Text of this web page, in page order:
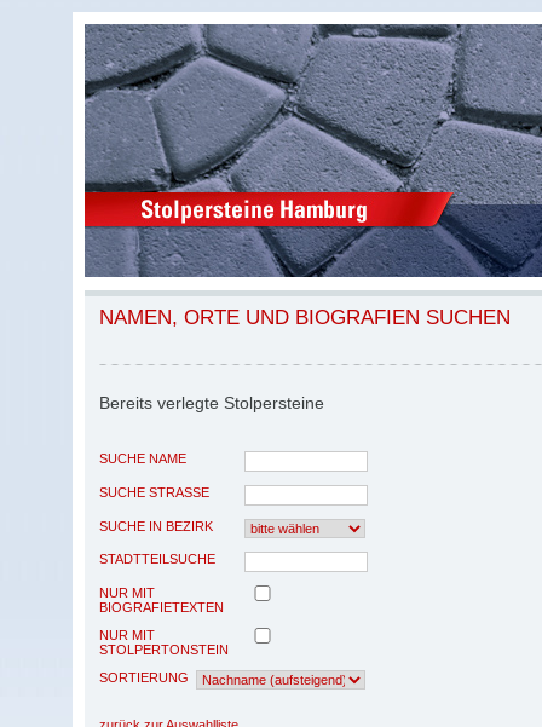
NAMEN, ORTE UND BIOGRAFIEN SUCHEN
Bereits verlegte Stolpersteine
SUCHE NAME
SUCHE STRASSE
SUCHE IN BEZIRK
STADTTEILSUCHE
NUR MIT
BIOGRAFIETEXTEN
NUR MIT
STOLPERTONSTEIN
SORTIERUNG
zurück zur Auswahlliste